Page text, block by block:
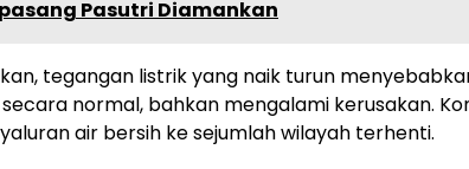
Pasutri Diamankan
tegangan listrik yang naik turun
normal, bahkan mengalami kerusakan.
air bersih ke sejumlah wilayah terhenti.